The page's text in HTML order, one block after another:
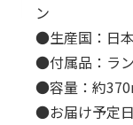
ン
●生産国：日本
●付属品：ラ
●容量：約
●お届け予定